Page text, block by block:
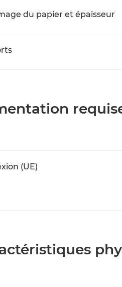
du papier et épaisseur
(UE)